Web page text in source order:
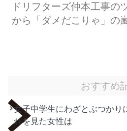
ドリフターズ仲本工事の
から「ダメだこりゃ」の
おすすめ
女子中学生にわざとぶつかり
れを見た女性は